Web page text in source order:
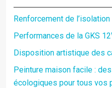
Renforcement de
Performances de la GKS
Disposition artistique des
Peinture maison facile :
écologiques pour tous vos